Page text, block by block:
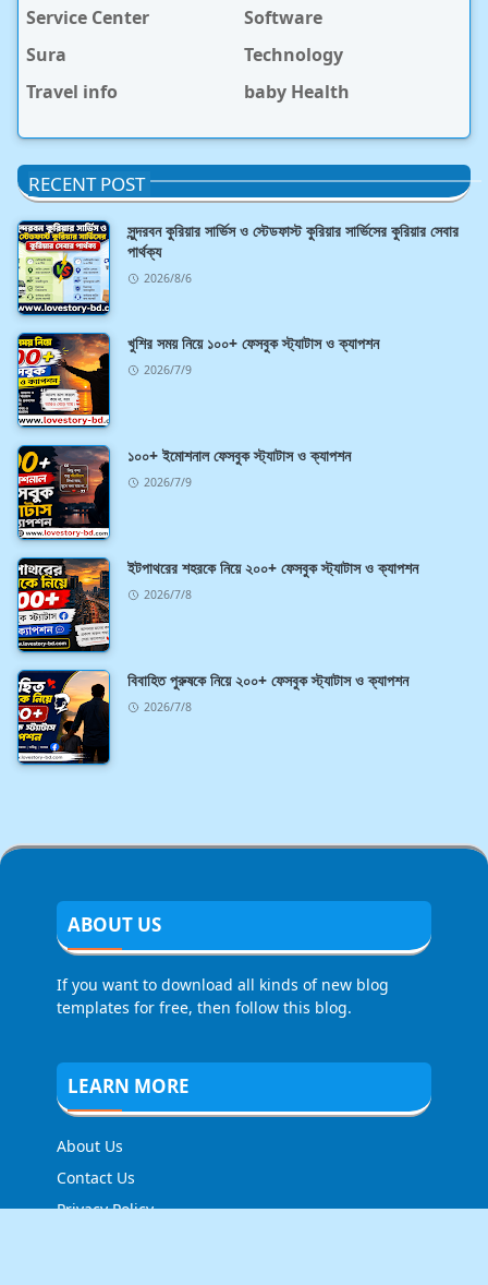
Service Center
Software
Sura
Technology
Travel info
baby Health
RECENT POST
সুন্দরবন কুরিয়ার সার্ভিস ও স্টেডফাস্ট কুরিয়ার সার্ভিসের কুরিয়ার সেবার
পার্থক্য
2026/8/6
খুশির সময় নিয়ে ১০০+ ফেসবুক স্ট্যাটাস ও ক্যাপশন
2026/7/9
১০০+ ইমোশনাল ফেসবুক স্ট্যাটাস ও ক্যাপশন
2026/7/9
ইটপাথরের শহরকে নিয়ে ২০০+ ফেসবুক স্ট্যাটাস ও ক্যাপশন
2026/7/8
বিবাহিত পুরুষকে নিয়ে ২০০+ ফেসবুক স্ট্যাটাস ও ক্যাপশন
2026/7/8
ABOUT US
If you want to download all kinds of new blog
templates for free, then follow this blog.
LEARN MORE
About Us
Contact Us
Privacy Policy